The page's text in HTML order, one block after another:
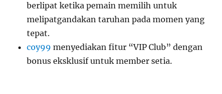
berlipat ketika pemain memilih untuk
melipatgandakan taruhan pada momen yang
tepat.
coy99 menyediakan fitur “VIP Club” dengan
bonus eksklusif untuk member setia.